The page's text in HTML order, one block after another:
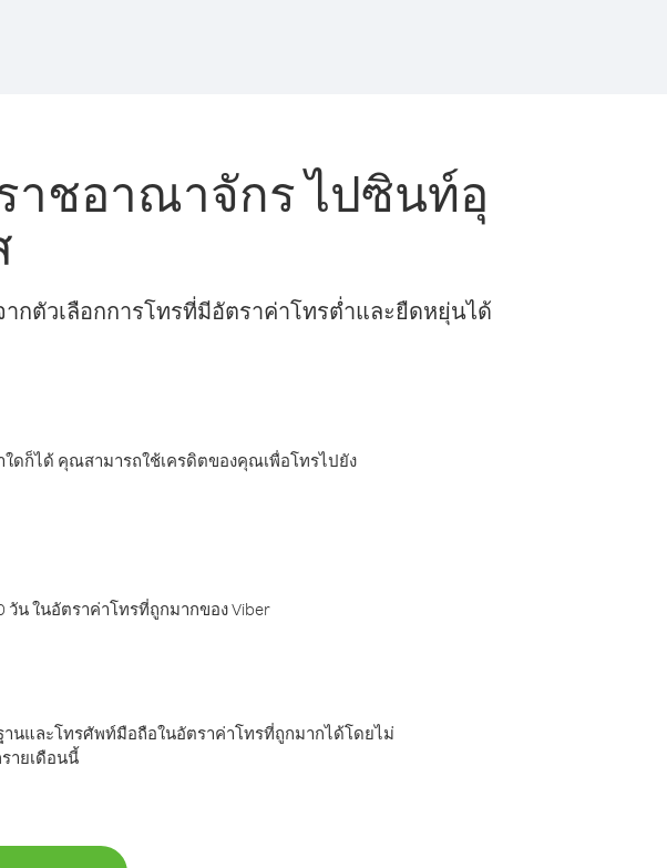
าชอาณาจักร ไปซินท์อุ
กตัวเลือกการโทรที่มีอัตราค่าโทรต่ำและยืดหยุ่นได้
ใดก็ได้ คุณสามารถใช้เครดิตของคุณเพื่อโทรไปยัง
น ในอัตราค่าโทรที่ถูกมากของ Viber
นและโทรศัพท์มือถือในอัตราค่าโทรที่ถูกมากได้โดยไม่
ายเดือนนี้